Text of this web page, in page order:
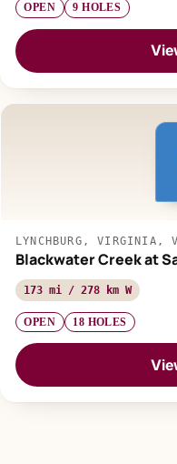
OPEN 9 HOLES
LYNCHBURG, VIRGINIA,
Blackwater Creek at
173 mi / 278 km W
OPEN 18 HOLES